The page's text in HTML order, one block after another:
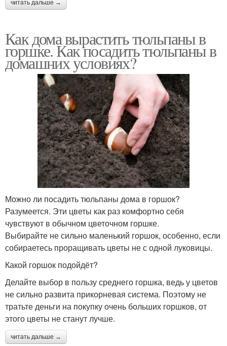
читать дальше →
Как дома вырастить тюльпаны в
горшке. Как посадить тюльпаны в
домашних условиях?
Можно ли посадить тюльпаны дома в горшок?
Разумеется. Эти цветы как раз комфортно себя
чувствуют в обычном цветочном горшке.
Выбирайте не сильно маленький горшок, особенно, если
собираетесь проращивать цветы не с одной луковицы.
Какой горшок подойдёт?
Делайте выбор в пользу среднего горшка, ведь у цветов
не сильно развита прикорневая система. Поэтому не
тратьте деньги на покупку очень больших горшков, от
этого цветы не станут лучше.
читать дальше →